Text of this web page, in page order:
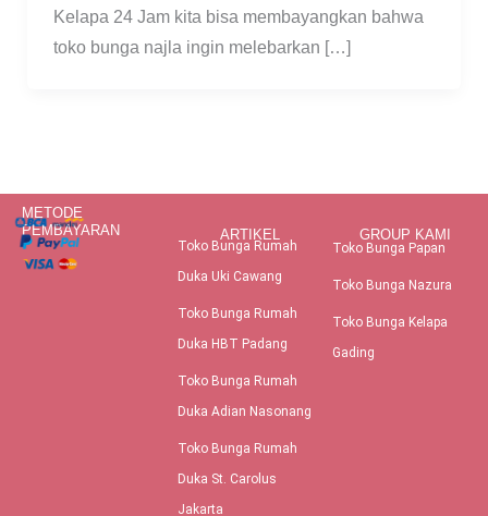
Kelapa 24 Jam kita bisa membayangkan bahwa
toko bunga najla ingin melebarkan […]
METODE
PEMBAYARAN
ARTIKEL
Toko Bunga Rumah
Duka Uki Cawang
Toko Bunga Rumah
Duka HBT Padang
Toko Bunga Rumah
Duka Adian Nasonang
Toko Bunga Rumah
Duka St. Carolus
Jakarta
GROUP KAMI
Toko Bunga Papan
Toko Bunga Nazura
Toko Bunga Kelapa
Gading